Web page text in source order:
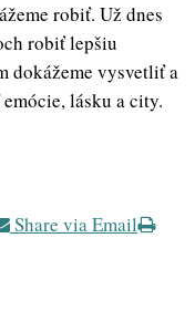
robiť. Už dnes
robiť lepšiu
dokážeme vysvetliť a
lásku a city.
Share via Email